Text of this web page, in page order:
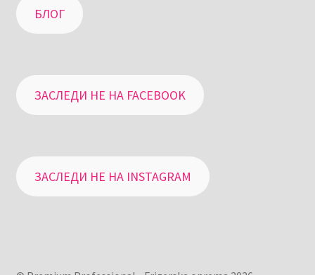
БЛОГ
ЗАСЛЕДИ НЕ НА FACEBOOK
ЗАСЛЕДИ НЕ НА INSTAGRAM